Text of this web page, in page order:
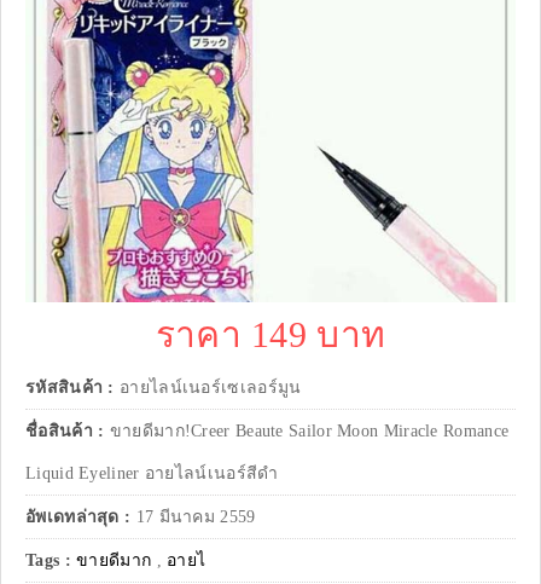
ราคา 149 บาท
รหัสสินค้า : อายไลน์เนอร์เซเลอร์มูน
ชื่อสินค้า : ขายดีมาก!Creer Beaute Sailor Moon Miracle Romance
Liquid Eyeliner อายไลน์เนอร์สีดำ
อัพเดทล่าสุด : 17 มีนาคม 2559
Tags :ขายดีมาก , อายไ